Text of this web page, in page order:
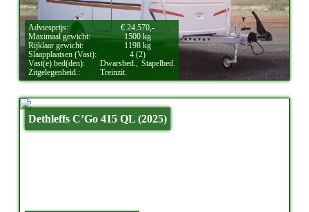
Adviesprijs:
€ 24.570,-
Maximaal gewicht:
1500 kg
Rijklaar gewicht:
1198 kg
Slaapplaatsen (Vast):
4 (2)
Vast(e) bed(den):
Dwarsbed.,
Stapelbed.
Zitgelegenheid.:
Treinzit.
Dethleffs C’Go 415 QL (2025)